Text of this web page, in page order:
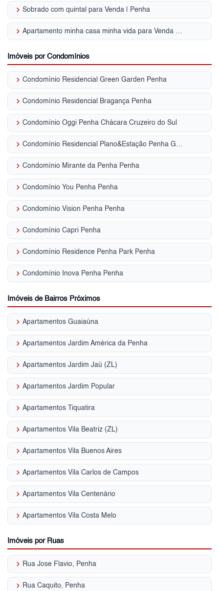
keyboard_arrow_right Sobrado com quintal para Venda | Penha
keyboard_arrow_right Apartamento minha casa minha vida para Venda | Penha
Imóveis por Condomínios
keyboard_arrow_right Condomínio Residencial Green Garden Penha
keyboard_arrow_right Condomínio Residencial Bragança Penha
keyboard_arrow_right Condomínio Oggi Penha Chácara Cruzeiro do Sul
keyboard_arrow_right Condomínio Residencial Plano&Estação Penha Guaiaúna
keyboard_arrow_right Condomínio Mirante da Penha Penha
keyboard_arrow_right Condomínio You Penha Penha
keyboard_arrow_right Condomínio Vision Penha Penha
keyboard_arrow_right Condomínio Capri Penha
keyboard_arrow_right Condomínio Residence Penha Park Penha
keyboard_arrow_right Condomínio Inova Penha Penha
Imóveis de Bairros Próximos
keyboard_arrow_right Apartamentos Guaiaúna
keyboard_arrow_right Apartamentos Jardim América da Penha
keyboard_arrow_right Apartamentos Jardim Jaú (ZL)
keyboard_arrow_right Apartamentos Jardim Popular
keyboard_arrow_right Apartamentos Tiquatira
keyboard_arrow_right Apartamentos Vila Beatriz (ZL)
keyboard_arrow_right Apartamentos Vila Buenos Aires
keyboard_arrow_right Apartamentos Vila Carlos de Campos
keyboard_arrow_right Apartamentos Vila Centenário
keyboard_arrow_right Apartamentos Vila Costa Melo
Imóveis por Ruas
keyboard_arrow_right Rua Jose Flavio, Penha
keyboard_arrow_right Rua Caquito, Penha